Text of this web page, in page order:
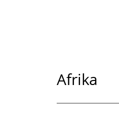
Afrika